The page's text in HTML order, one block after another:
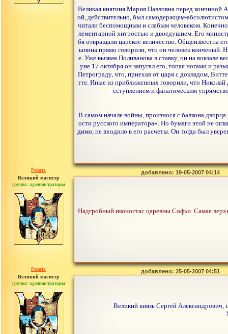
Великая княгиня Мария Павловна перед кончиной
ой, действительно, был самодержцем-
читали беспомощным и слабым человеком. Конечно,
лементарной хитростью и двоедушием. Его
бя отвращали царское величество. Общеизвестна
ыпина прямо говорили, что он человек конченый.
е. Уже вызвав Поливанова в ставку, он на вокзале
уне 17 октября он запугал его, топая ногами и
Петрограду, что, приехав от царя с докладом,
тте. Иные из приближенных говорили, что Николай
сступлением и фанатическим
В самом начале войны, произнося с балкона
ости русского императора». Но бумаги этой не
димо, не входило в его расчеты. Он тогда был
Рената
Великий магистр
группа: администраторы
сообщений: 30442
добавлено: 19-05-2007 04:14
Надгробный иконостас царевны Софьи. Самая
Рената
Великий магистр
группа: администраторы
сообщений: 30442
добавлено: 25-05-2007 04:51
Великий князь Сергей Александрович,